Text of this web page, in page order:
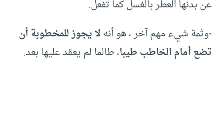
عن بدنها العطر بالغسل كما تفعل.
-وثمة شيء مهم آخر ، هو أنهلا يجوز للمخطوبة أن
تضع أمام الخاطب طيبا، طالما لم يعقد عليها بعد.